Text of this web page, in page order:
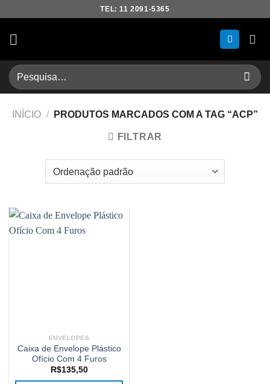
content
TEL: 11 2091-5365
Pesquisar
por:
INÍCIO / PRODUTOS MARCADOS COM A TAG “ACP”
FILTRAR
ENVELOPES
Caixa de Envelope Plástico
Ofício Com 4 Furos
R$135,50